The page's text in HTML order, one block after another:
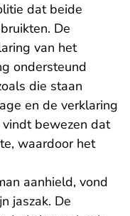
dat beide
De
van het
ondersteund
die staan
en de verklaring
bewezen dat
waardoor het
aanhield, vond
jaszak. De